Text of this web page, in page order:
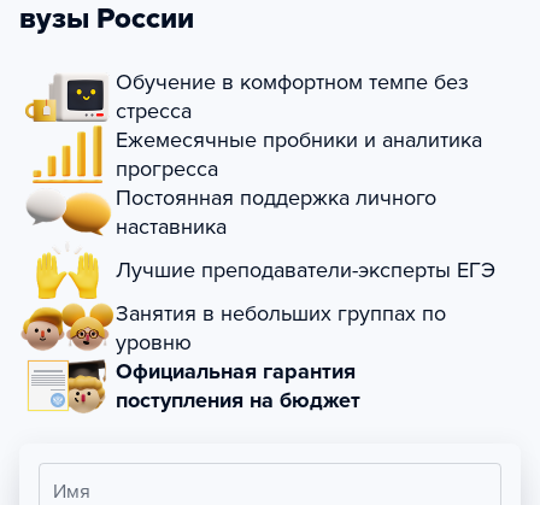
вузы России
Обучение в комфортном темпе без
стресса
Ежемесячные пробники и аналитика
прогресса
Постоянная поддержка личного
наставника
Лучшие преподаватели-эксперты ЕГЭ
Занятия в небольших группах по
уровню
Официальная гарантия
поступления на бюджет
Имя